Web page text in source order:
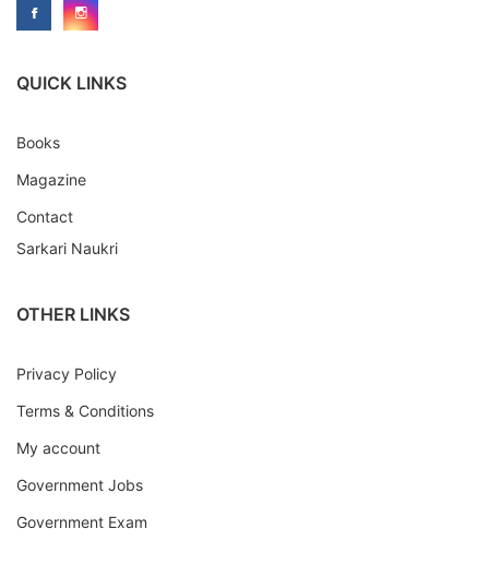
QUICK LINKS
Books
Magazine
Contact
Sarkari Naukri
OTHER LINKS
Privacy Policy
Terms & Conditions
My account
Government Jobs
Government Exam